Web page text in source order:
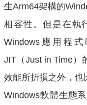
生Arm64架構的
相容性。但是在執
Windows應用程
JIT（Just in Time）
效能所折損之外，也
Windows軟體生態